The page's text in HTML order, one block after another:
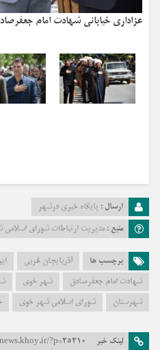
عزاداری خیابانی شهادت امام
ارسال : پایگاه خبری درشهر
منبع : مدیریت ارتباطات شورای
برچسب ها آذربایجان غربی
شهادت امام جعفرصادق شهر خوی
شهرستان شورای اسلامی شهر خوی
لینک خبر ?p=25210